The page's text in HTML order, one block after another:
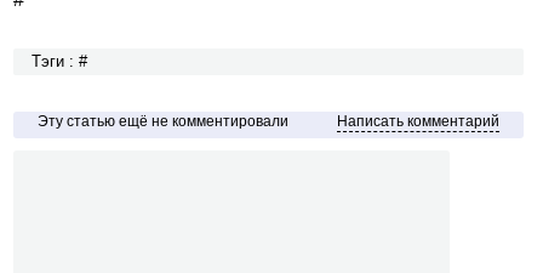
Тэги : #
Эту статью ещё не комментировали Написать комментарий